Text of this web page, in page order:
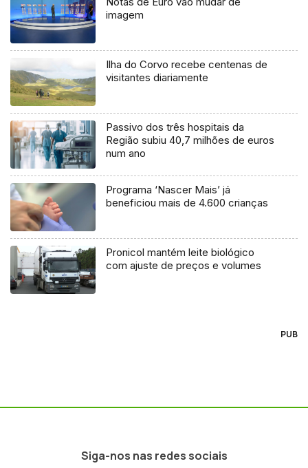
imagem
Ilha do Corvo recebe centenas de
visitantes diariamente
Passivo dos três hospitais da
Região subiu 40,7 milhões de euros
num ano
Programa ‘Nascer Mais’ já
beneficiou mais de 4.600 crianças
Pronicol mantém leite biológico
com ajuste de preços e volumes
PUB
Siga-nos nas redes sociais